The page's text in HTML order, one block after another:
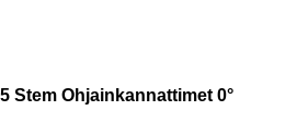
Stem Ohjainkannattimet 0°